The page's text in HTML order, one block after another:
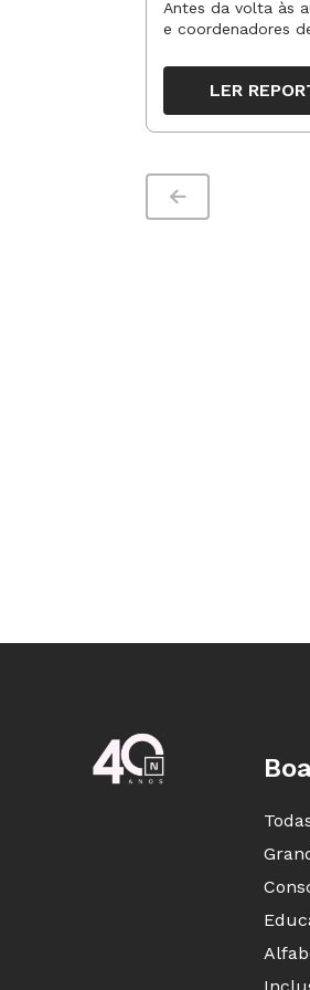
Antes da volta às
e coordenadores
organizar ações
trabalho
do período
LER